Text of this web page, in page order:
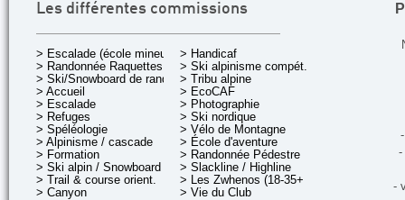
Les différentes commissions
> Escalade (école mineurs)
> Randonnée Raquettes
> Ski/Snowboard de rando.
> Accueil
> Escalade
> Refuges
> Spéléologie
> Alpinisme / cascade
> Formation
> Ski alpin / Snowboard
> Trail & course orient.
> Canyon
> Handicaf
> Ski alpinisme compét.
> Tribu alpine
> EcoCAF
> Photographie
> Ski nordique
> Vélo de Montagne
> École d'aventure
> Randonnée Pédestre
> Slackline / Highline
> Les Zwhenos (18-35+ ans)
> Vie du Club
-
-